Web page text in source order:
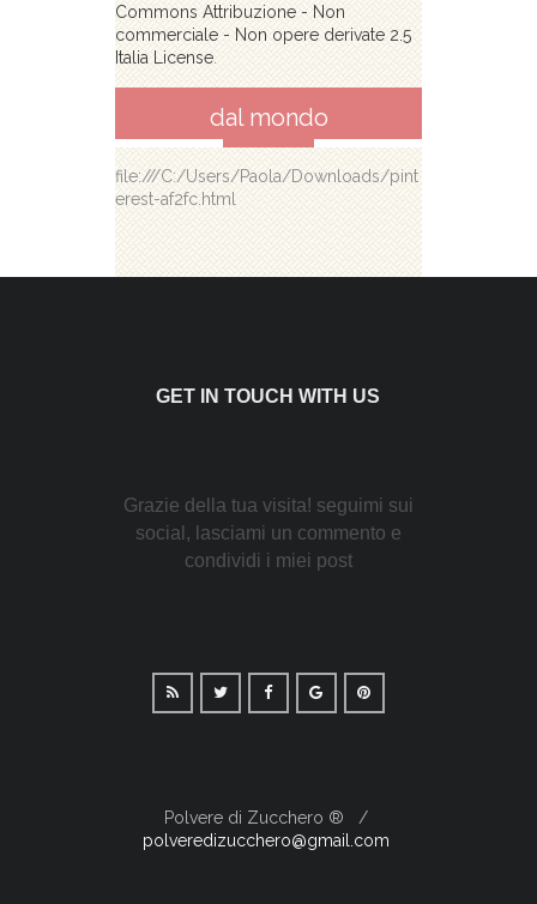
Commons Attribuzione - Non
commerciale - Non opere derivate 2.5
Italia License
dal mondo
file:///C:/Users/Paola/Downloads/pint
erest-af2fc.html
GET IN TOUCH WITH US
Grazie della tua visita! seguimi sui
social, lasciami un commento e
condividi i miei post
Polvere di Zucchero ®
polveredizucchero@gmail.com